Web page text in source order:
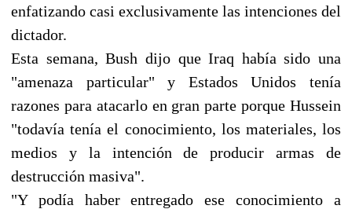
enfatizando casi exclusivamente las intenciones del
dictador.
Esta semana, Bush dijo que Iraq había sido una
"amenaza particular" y Estados Unidos tenía
razones para atacarlo en gran parte porque Hussein
"todavía tenía el conocimiento, los materiales, los
medios y la intención de producir armas de
destrucción masiva".
"Y podía haber entregado ese conocimiento a